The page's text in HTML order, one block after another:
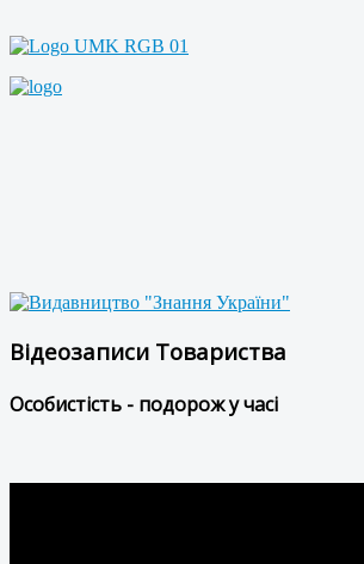
Відеозаписи Товариства
Особистість - подорож у часі